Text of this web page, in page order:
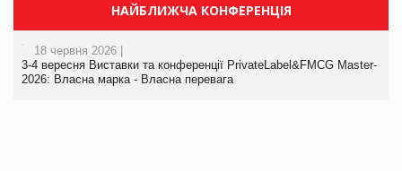
НАЙБЛИЖЧА КОНФЕРЕНЦІЯ
18 червня 2026 |
3-4 вересня Виставки та конференції PrivateLabel&FMCG Master-
2026: Власна марка - Власна перевага